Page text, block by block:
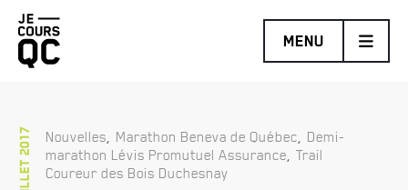
Retourner
à
MENU
MARATHON BENEVA DE QUÉBEC PRÉSENTÉ PAR BRUNET
Nouvelles Marathon Beneva de Québec
Demi-
marathon Lévis Promutuel Assurance
Trail
Coureur des Bois Duchesnay